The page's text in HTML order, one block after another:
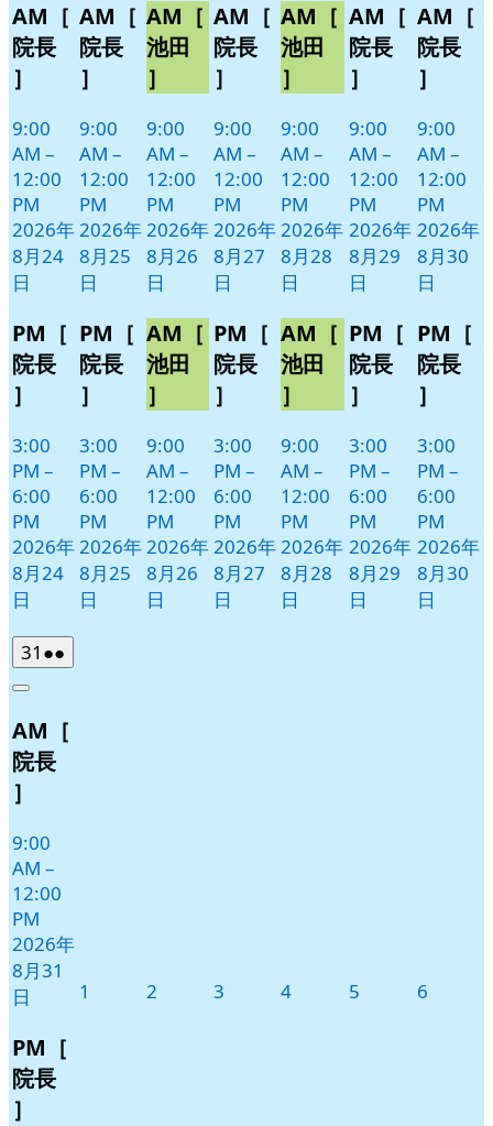
月
24
日
イ
ベ
ト)
AM［
院長
］
9:00
AM –
12:00
PM
2026年
8月24
日
PM［
院長
］
3:00
PM –
6:00
PM
2026年
8月24
日
月
25
日
イ
ベ
ト)
AM［
院長
］
9:00
AM –
12:00
PM
2026年
8月25
日
PM［
院長
］
3:00
PM –
6:00
PM
2026年
8月25
日
月
26
日
イ
ベ
ト)
AM［
池田
］
9:00
AM –
12:00
PM
2026年
8月26
日
AM［
池田
］
9:00
AM –
12:00
PM
2026年
8月26
日
月
27
日
イ
ベ
ト)
AM［
院長
］
9:00
AM –
12:00
PM
2026年
8月27
日
PM［
院長
］
3:00
PM –
6:00
PM
2026年
8月27
日
月
28
日
イ
ベ
ト)
AM［
池田
］
9:00
AM –
12:00
PM
2026年
8月28
日
AM［
池田
］
9:00
AM –
12:00
PM
2026年
8月28
日
月
29
日
イ
ベ
ト)
AM［
院長
］
9:00
AM –
12:00
PM
2026年
8月29
日
PM［
院長
］
3:00
PM –
6:00
PM
2026年
8月29
日
月
30
日
イ
AM［
院長
］
9:00
AM –
12:00
PM
2026年
8月30
日
PM［
院長
］
3:00
PM –
6:00
PM
2026年
8月30
日
31 2026
年
月
31
日
●●
件
イ
Close
AM［
院長
］
9:00
AM –
12:00
PM
2026年
8月31
日
PM［
院長
］
1 2 3 42026
5 6